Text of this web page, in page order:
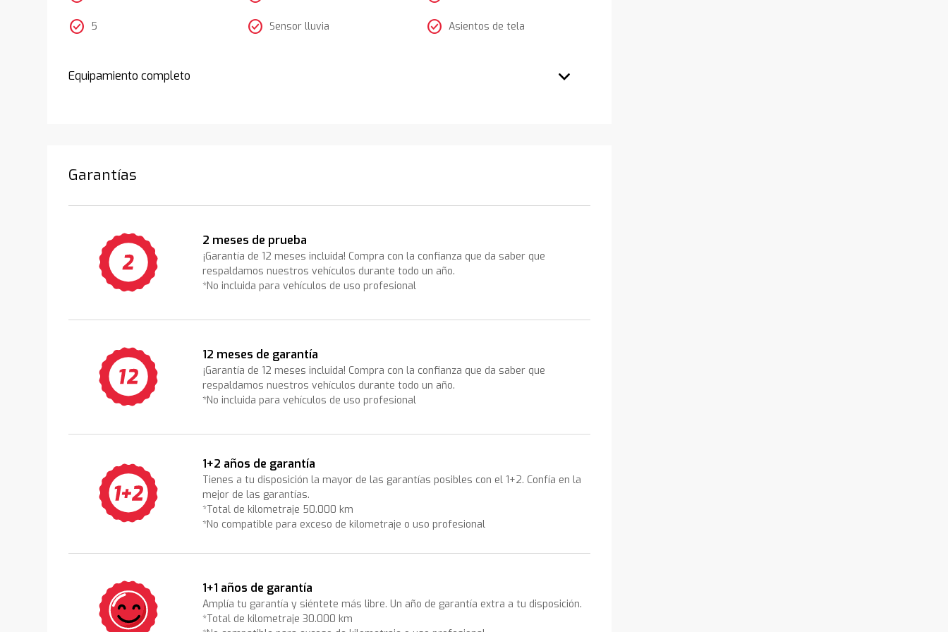
check_circle 5 check_circle Sensor lluvia check_circle Asientos de tela
Equipamiento completo
Garantías
2 meses de prueba
¡Garantía de 12 meses incluida! Compra con la confianza que da saber que
respaldamos nuestros vehículos durante todo un año.
*No incluida para vehículos de uso profesional
12 meses de garantía
¡Garantía de 12 meses incluida! Compra con la confianza que da saber que
respaldamos nuestros vehículos durante todo un año.
*No incluida para vehículos de uso profesional
1+2 años de garantía
Tienes a tu disposición la mayor de las garantías posibles con el 1+2. Confía en la
mejor de las garantías.
*Total de kilometraje 50.000 km
*No compatible para exceso de kilometraje o uso profesional
1+1 años de garantía
Amplía tu garantía y siéntete más libre. Un año de garantía extra a tu disposición.
*Total de kilometraje 30.000 km